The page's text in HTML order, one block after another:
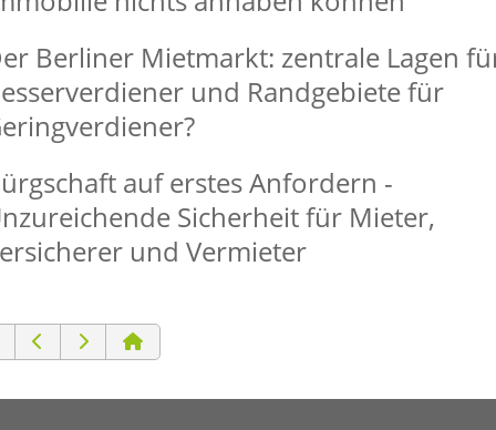
Berliner Mietmarkt: zentrale Lagen
und Randgebiete für
auf erstes Anfordern -
Sicherheit für Mieter,
und Vermieter